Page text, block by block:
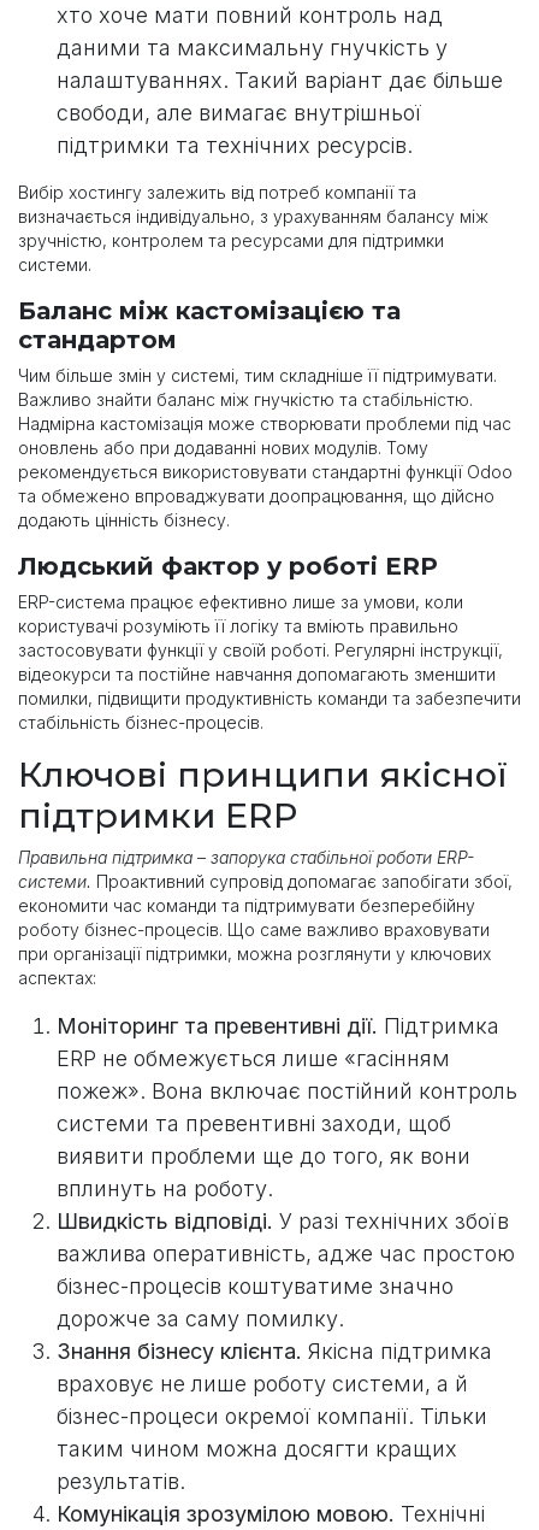
хто хоче мати повний контроль над
даними та максимальну гнучкість у
налаштуваннях. Такий варіант дає більше
свободи, але вимагає внутрішньої
підтримки та технічних ресурсів.
Вибір хостингу залежить від потреб компанії та
визначається індивідуально, з урахуванням балансу між
зручністю, контролем та ресурсами для підтримки
системи.
Баланс між кастомізацією та
стандартом
Чим більше змін у системі, тим складніше її підтримувати.
Важливо знайти баланс між гнучкістю та стабільністю.
Надмірна кастомізація може створювати проблеми під час
оновлень або при додаванні нових модулів. Тому
рекомендується використовувати стандартні функції Odoo
та обмежено впроваджувати доопрацювання, що дійсно
додають цінність бізнесу.
Людський фактор у роботі ERP
ERP-система працює ефективно лише за умови, коли
користувачі розуміють її логіку та вміють правильно
застосовувати функції у своїй роботі. Регулярні інструкції,
відеокурси та постійне навчання допомагають зменшити
помилки, підвищити продуктивність команди та забезпечити
стабільність бізнес-процесів.
Ключові принципи якісної
підтримки ERP
Правильна підтримка – запорука стабільної роботи ERP-
системи. Проактивний супровід допомагає запобігати збої,
економити час команди та підтримувати безперебійну
роботу бізнес-процесів. Що саме важливо враховувати
при організації підтримки, можна розглянути у ключових
аспектах:
Моніторинг та превентивні дії. Підтримка
ERP не обмежується лише «гасінням
пожеж». Вона включає постійний контроль
системи та превентивні заходи, щоб
виявити проблеми ще до того, як вони
вплинуть на роботу.
Швидкість відповіді. У разі технічних збоїв
важлива оперативність, адже час простою
бізнес-процесів коштуватиме значно
дорожче за саму помилку.
Знання бізнесу клієнта. Якісна підтримка
враховує не лише роботу системи, а й
бізнес-процеси окремої компанії. Тільки
таким чином можна досягти кращих
результатів.
Комунікація зрозумілою мовою. Технічні